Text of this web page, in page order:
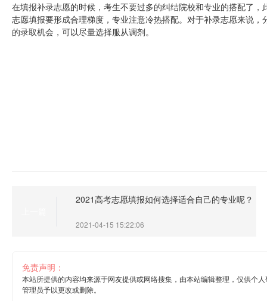
在填报补录志愿的时候，考生不要过多的纠结院校和专业的搭配了
志愿填报要形成合理梯度，专业注意冷热搭配。对于补录志愿来说
的录取机会，可以尽量选择服从调剂。
2021高考志愿填报如何选择适合自己的专业呢？
2021-04-15 15:22:06
免责声明：
本站所提供的内容均来源于网友提供或网络搜集，由本站编辑整理，仅供个
管理员予以更改或删除。